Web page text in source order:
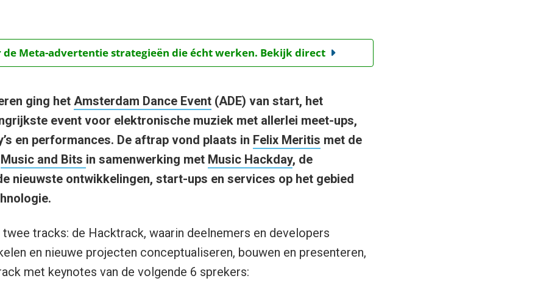
de Meta-advertentie strategieën die écht werken. Bekijk direct
ging het Amsterdam Dance Event(ADE) van start, het
event voor elektronische muziek met allerlei meet-ups,
en performances. De aftrap vond plaats in Felix Meritis met de
Music and Bits in samenwerking met Music Hackday, de
nieuwste ontwikkelingen, start-ups en services op het gebied
tracks: de Hacktrack, waarin deelnemers en developers
en nieuwe projecten conceptualiseren, bouwen en presenteren,
met keynotes van de volgende 6 sprekers: